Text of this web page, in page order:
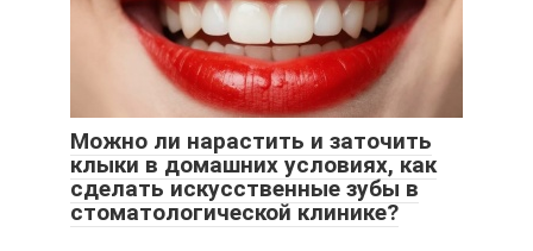
Можно ли нарастить и заточить
клыки в домашних условиях, как
сделать искусственные зубы в
стоматологической клинике?